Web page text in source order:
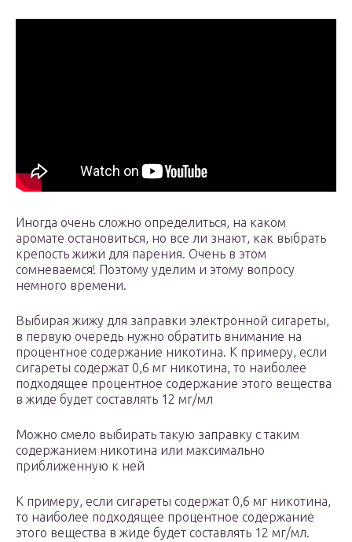
Иногда очень сложно определиться, на каком
аромате остановиться, но все ли знают, как выбрать
крепость жижи для парения. Очень в этом
сомневаемся! Поэтому уделим и этому вопросу
немного времени.
Выбирая жижу для заправки электронной сигареты,
в первую очередь нужно обратить внимание на
процентное содержание никотина. К примеру, если
сигареты содержат 0,6 мг никотина, то наиболее
подходящее процентное содержание этого вещества
в жиде будет составлять 12 мг/мл
Можно смело выбирать такую заправку с таким
содержанием никотина или максимально
приближенную к ней
К примеру, если сигареты содержат 0,6 мг никотина,
то наиболее подходящее процентное содержание
этого вещества в жиде будет составлять 12 мг/мл.